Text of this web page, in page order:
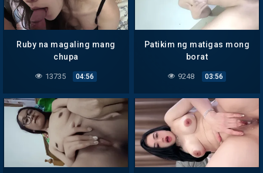
Ruby na magaling mang
chupa
13735 04:56
Patikim ng matigas mong
borat
9248 03:56